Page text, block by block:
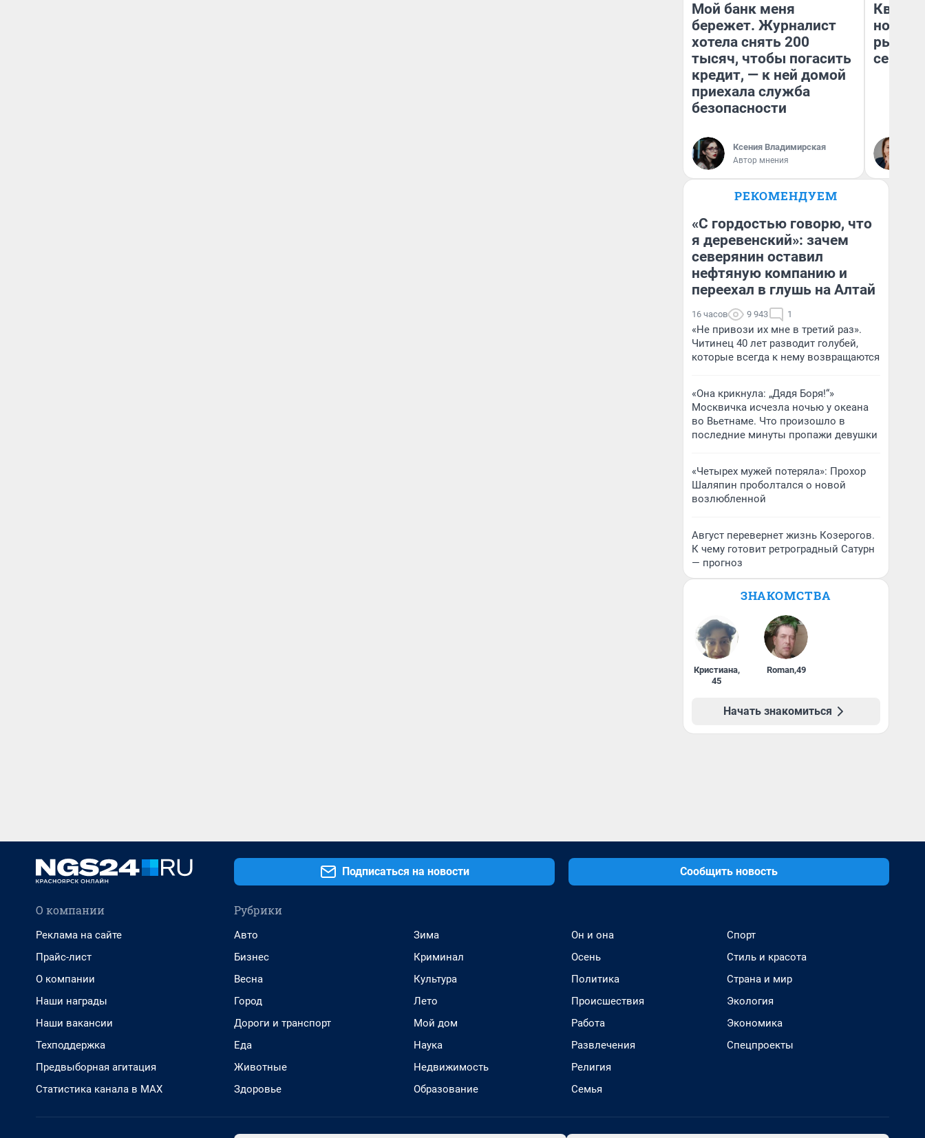
Мой банк меня
бережет. Журналист
хотела снять 200
тысяч, чтобы погасить
кредит, — к ней домой
приехала служба
безопасности
Ксения Владимирская
Автор мнения
но
рынок
РЕКОМЕНДУЕМ
«С гордостью говорю, что
я деревенский»: зачем
северянин оставил
нефтяную компанию и
переехал в глушь на Алтай
16 часов 9 943 1
«Не привози их мне в третий раз».
Читинец 40 лет разводит голубей,
которые всегда к нему возвращаются
«Она крикнула: „Дядя Боря!“»
Москвичка исчезла ночью у океана
во Вьетнаме. Что произошло в
последние минуты пропажи девушки
«Четырех мужей потеряла»: Прохор
Шаляпин проболтался о новой
возлюбленной
Август перевернет жизнь Козерогов.
К чему готовит ретроградный Сатурн
— прогноз
ЗНАКОМСТВА
Кристиана,
45
Roman,49
Начать знакомиться
Подписаться на новости Сообщить новость
О компании
Реклама на сайте
Прайс-лист
О компании
Наши награды
Наши вакансии
Техподдержка
Предвыборная агитация
Статистика канала в MAX
Рубрики
Авто
Бизнес
Весна
Город
Дороги и транспорт
Еда
Животные
Здоровье
Зима
Криминал
Культура
Лето
Мой дом
Наука
Недвижимость
Образование
Он и она
Осень
Политика
Происшествия
Работа
Развлечения
Религия
Семья
Спорт
Стиль и красота
Страна и мир
Экология
Экономика
Спецпроекты